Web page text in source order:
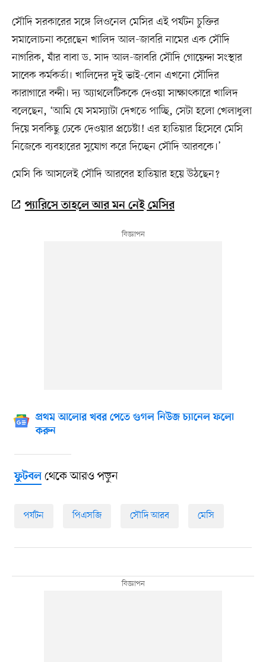
সৌদি সরকারের সঙ্গে লিওনেল মেসির এই পর্যটন চুক্তির
সমালোচনা করেছেন খালিদ আল-জাবরি নামের এক সৌদি
নাগরিক, যাঁর বাবা ড. সাদ আল-জাবরি সৌদি গোয়েন্দা সংস্থার
সাবেক কর্মকর্তা। খালিদের দুই ভাই-বোন এখনো সৌদির
কারাগারে বন্দী। দ্য অ্যাথলেটিককে দেওয়া সাক্ষাৎকারে খালিদ
বলেছেন, ‘আমি যে সমস্যাটা দেখতে পাচ্ছি, সেটা হলো খেলাধুলা
দিয়ে সবকিছু ঢেকে দেওয়ার প্রচেষ্টা! এর হাতিয়ার হিসেবে মেসি
নিজেকে ব্যবহারের সুযোগ করে দিচ্ছেন সৌদি আরবকে।’
মেসি কি আসলেই সৌদি আরবের হাতিয়ার হয়ে উঠছেন?
প্যারিসে তাহলে আর মন নেই মেসির
প্রথম আলোর খবর পেতে গুগল নিউজ চ্যানেল ফলো
করুন
ফুটবলথেকে আরও পড়ুন
পর্যটন পিএসজি সৌদি আরব মেসি